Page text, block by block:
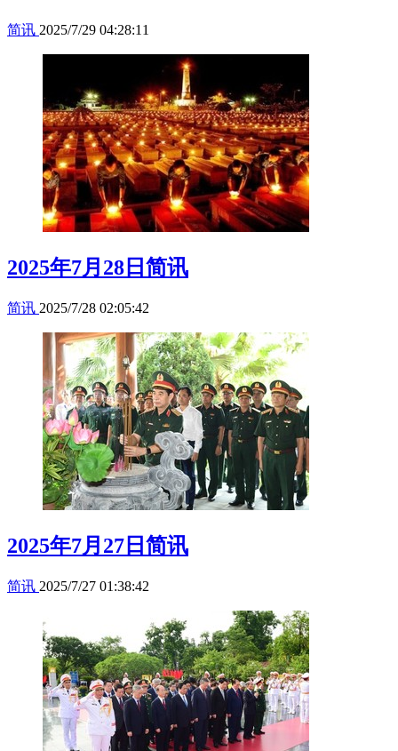
简讯 2025/7/29 04:28:11
2025年7月28日简讯
简讯 2025/7/28 02:05:42
2025年7月27日简讯
简讯 2025/7/27 01:38:42